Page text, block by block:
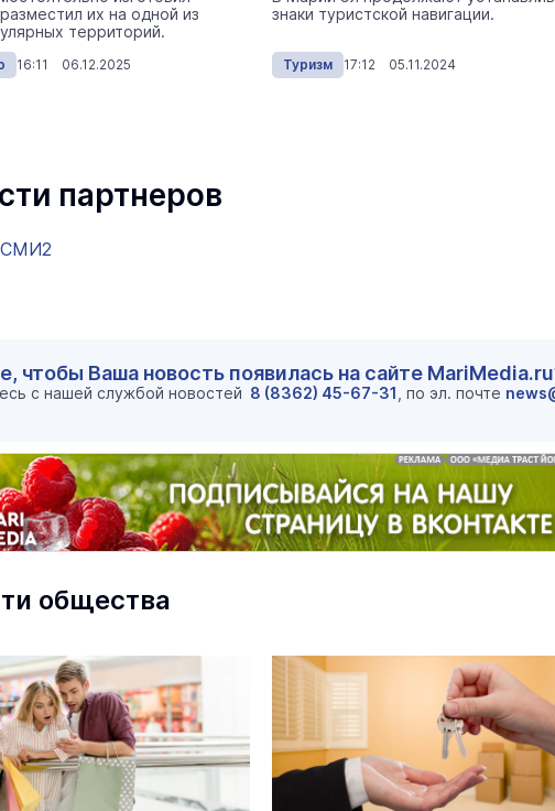
спектаклей»
Как узнать на законных
кто собственник
Lida
На ощупь. Путеводитель по
их на одной из
территорий.
16:11 06.12.2025
знаки туристской навигации.
Туризм 17:12 05.11.2024
партнеров
СМИ2
чтобы Ваша новость появилась на сайте
с нашей службой новостей 8 (8362) 45-67-31 , по эл. почте
общества
Наука и Образование Сегодня